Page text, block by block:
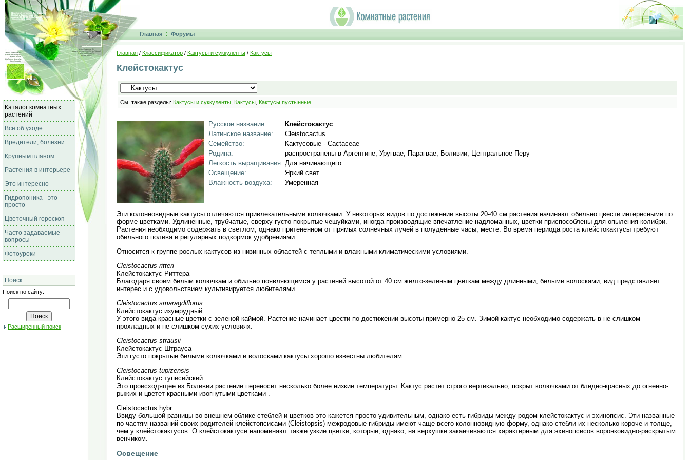
Главная Форумы
Каталог комнатных
растений
Все об уходе
Вредители, болезни
Крупным планом
Растения в интерьере
Это интересно
Гидропоника - это
просто
Цветочный гороскоп
Часто задаваемые
вопросы
Фотоуроки
Поиск
Поиск по сайту:
Расширенный поиск
Главная / Классификатор / Кактусы и суккуленты / Кактусы
Клейстокактус
См. также разделы: Кактусы и суккуленты Кактусы Кактусы пустынные
Русское название:
Клейстокактус
Латинское название:
Cleistocactus
Семейство:
Кактусовые - Cactaceae
Родина:
распространены в Аргентине, Уругвае, Парагвае, Боливии, Центральное Перу
Легкость выращивания: Для начинающего
Освещение:
Яркий свет
Влажность воздуха:
Умеренная
Эти колонновидные кактусы отличаются привлекательными колючками. У некоторых видов по достижении высоты 20-40 см растения начинают обильно цвести интересными по
форме цветками. Удлиненные, трубчатые, сверху густо покрытые чешуйками, иногда производящие впечатление надломанных, цветки приспособлены для опыления колибри.
Растения необходимо содержать в светлом, однако притененном от прямых солнечных лучей в полуденные часы, месте. Во время периода роста клейстокактусы требуют
обильного полива и регулярных подкормок удобрениями.
Относится к группе рослых кактусов из низинных областей с теплыми и влажными климатическими условиями.
Cleistocactus ritteri
Клейстокактус Риттера
Благодаря своим белым колючкам и обильно появляющимся у растений высотой от 40 см желто-зеленым цветкам между длинными, белыми волосками, вид представляет
интерес и с удовольствием культивируется любителями.
Cleistocactus smaragdiflorus
Клейстокактус изумрудный
У этого вида красные цветки с зеленой каймой. Растение начинает цвести по достижении высоты примерно 25 см. Зимой кактус необходимо содержать в не слишком
прохладных и не слишком сухих условиях.
Cleistocactus strausii
Клейстокактус Штрауса
Эти густо покрытые белыми колючками и волосками кактусы хорошо известны любителям.
Cleistocactus tupizensis
Клейстокактус туписийский
Это происходящее из Боливии растение переносит несколько более низкие температуры. Кактус растет строго вертикально, покрыт колючками от бледно-красных до огненно-
рыжих и цветет красными изогнутыми цветками .
Cleistocactus hybr.
Ввиду большой разницы во внешнем облике стеблей и цветков это кажется просто удивительным, однако есть гибриды между родом клейстокактус и эхинопсис. Эти названные
по частям названий своих родителей клейстопсисами (Cleistopsis) межродовые гибриды имеют чаще всего колонновидную форму, однако стебли их несколько короче и толще,
чем у клейстокактусов. О клейстокактусе напоминают также узкие цветки, которые, однако, на верхушке заканчиваются характерным для эхинопсисов воронковидно-раскрытым
венчиком.
Освещение